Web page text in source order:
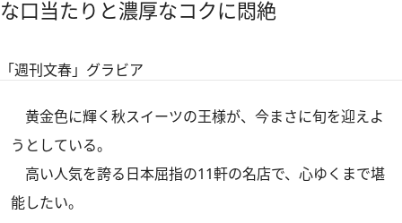
な口当たりと濃厚なコクに悶絶
「週刊文春」グラビア
黄金色に輝く秋スイーツの王様が、今まさに旬を迎えよ
うとしている。
高い人気を誇る日本屈指の11軒の名店で、心ゆくまで堪
能したい。